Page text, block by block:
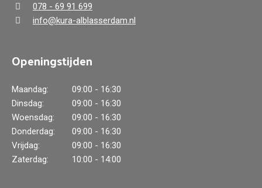
078 - 69 91 699
info@kura-alblasserdam.nl
Openingstijden
Maandag:
09:00 - 16:30
Dinsdag:
09:00 - 16:30
Woensdag:
09:00 - 16:30
Donderdag:
09:00 - 16:30
Vrijdag:
09:00 - 16:30
Zaterdag:
10:00 - 14:00